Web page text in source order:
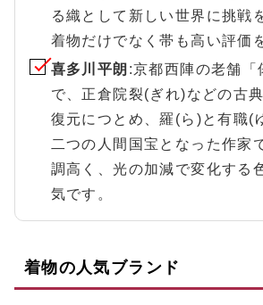
る織として新しい世界に挑戦
着物だけでなく帯も高い評価
喜多川平朗 :京都西陣の老舗「
で、正倉院裂(ぎれ)などの古
復元につとめ、羅(ら)と有職(
二つの人間国宝となった作家
調高く、光の加減で変化する
気です。
着物の人気ブランド